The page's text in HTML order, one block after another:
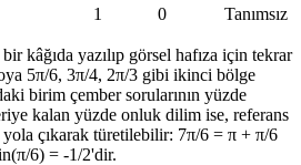
1 0 Tanımsız
kâğıda yazılıp görsel hafıza için tekrar
5π/6, 3π/4, 2π/3 gibi ikinci bölge
birim çember sorularının yüzde
kalan yüzde onluk dilim ise, referans
yola çıkarak türetilebilir: 7π/6 = π + π/6
6) = -1/2'dir.